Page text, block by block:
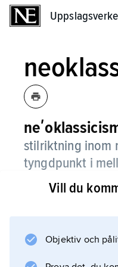
stilriktning inom
tyngdpunkt i
delvis uppstod
senromantik
och barock (
Vill du
Objektiv och